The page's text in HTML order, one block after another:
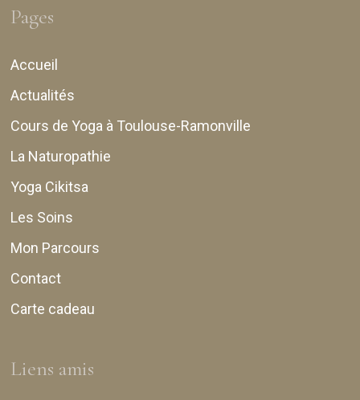
Pages
Accueil
Actualités
Cours de Yoga à Toulouse-Ramonville
La Naturopathie
Yoga Cikitsa
Les Soins
Mon Parcours
Contact
Carte cadeau
Liens amis